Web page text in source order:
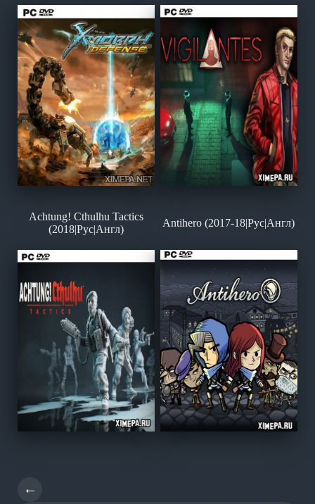
Achtung! Cthulhu Tactics
(2018|Рус|Англ)
Antihero (2017-18|Рус|Англ)
←